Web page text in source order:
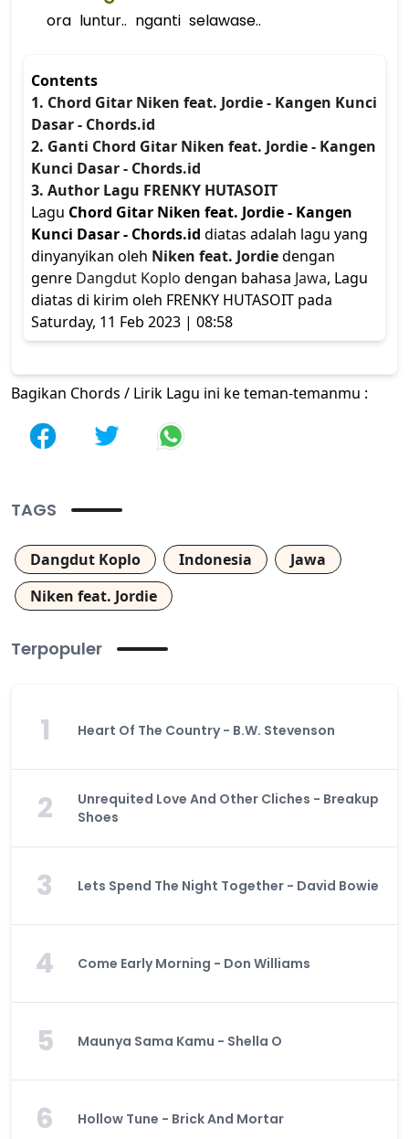
ora luntur.. nganti selawase..
Contents
1. Chord Gitar Niken feat. Jordie - Kangen Kunci
Dasar - Chords.id
2. Ganti Chord Gitar Niken feat. Jordie - Kangen
Kunci Dasar - Chords.id
3. Author Lagu FRENKY HUTASOIT
Lagu Chord Gitar Niken feat. Jordie - Kangen
Kunci Dasar - Chords.id diatas adalah lagu yang
dinyanyikan oleh Niken feat. Jordiedengan
genre Dangdut Koplo dengan bahasa Jawa, Lagu
diatas di kirim oleh FRENKY HUTASOIT pada
Saturday, 11 Feb 2023 | 08:58
Bagikan Chords / Lirik Lagu ini ke teman-temanmu :
TAGS
Dangdut Koplo Indonesia
Jawa
Niken feat. Jordie
Terpopuler
1 Heart Of The Country - B.W. Stevenson
2
Unrequited Love And Other Cliches - Breakup
Shoes
3 Lets Spend The Night Together - David Bowie
4 Come Early Morning - Don Williams
5 Maunya Sama Kamu - Shella O
6 Hollow Tune - Brick And Mortar